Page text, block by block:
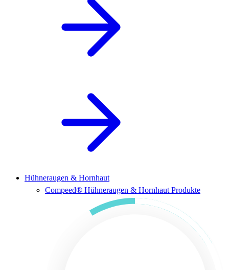
Hühneraugen & Hornhaut
Compeed® Hühneraugen & Hornhaut Produkte